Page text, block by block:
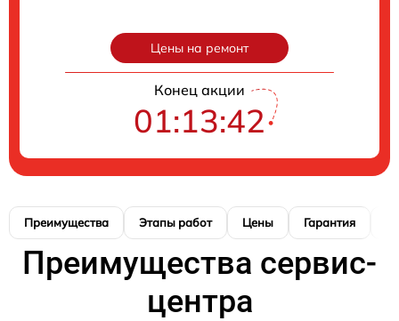
Цены на ремонт
Конец акции
01:13:41
Преимущества Этапы работ Цены Гарантия
Преимущества сервис-
центра